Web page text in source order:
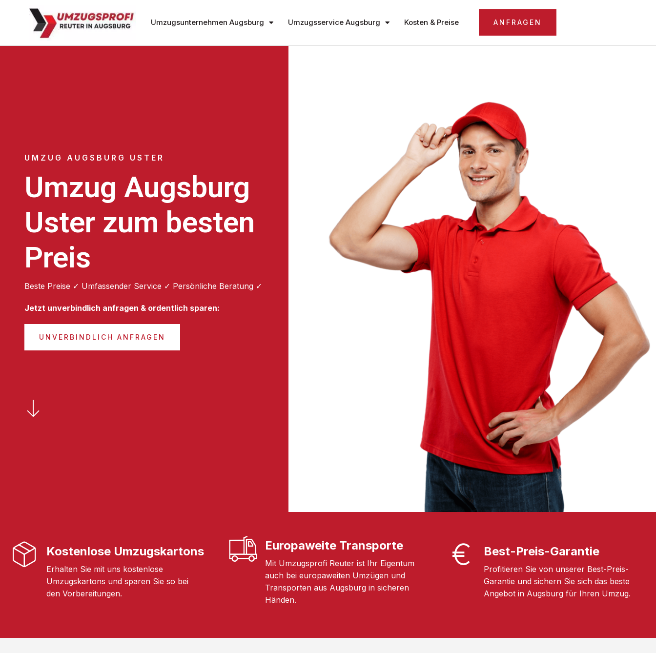
Umzugsunternehmen Augsburg Umzugsservice Augsburg Kosten & Preise ANFRAGEN
UMZUG AUGSBURG USTER
Umzug Augsburg
Uster zum besten
Preis
Beste Preise ✓ Umfassender Service ✓ Persönliche Beratung ✓
Jetzt unverbindlich anfragen & ordentlich sparen:
UNVERBINDLICH ANFRAGEN
Kostenlose Umzugskartons
Erhalten Sie mit uns kostenlose
Umzugskartons und sparen Sie so bei
den Vorbereitungen.
Europaweite Transporte
Mit Umzugsprofi Reuter ist Ihr Eigentum
auch bei europaweiten Umzügen und
Transporten aus Augsburg in sicheren
Händen.
Best-Preis-Garantie
Profitieren Sie von unserer Best-Preis-
Garantie und sichern Sie sich das beste
Angebot in Augsburg für Ihren Umzug.